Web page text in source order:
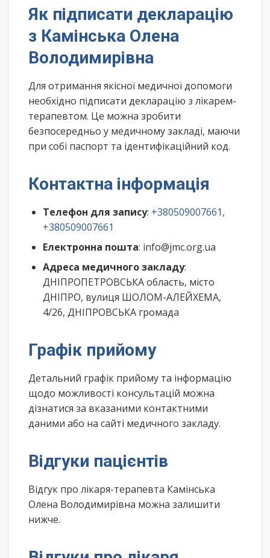
Як підписати декларацію
з Камінська Олена
Володимирівна
Для отримання якісної медичної допомоги
необхідно підписати декларацію з лікарем-
терапевтом. Це можна зробити
безпосередньо у медичному закладі, маючи
при собі паспорт та ідентифікаційний код.
Контактна інформація
Телефон для запису: +380509007661,
+380509007661
Електронна пошта: info@jmc.org.ua
Адреса медичного закладу:
ДНІПРОПЕТРОВСЬКА область, місто
ДНІПРО, вулиця ШОЛОМ-АЛЕЙХЕМА,
4/26, ДНІПРОВСЬКА громада
Графік прийому
Детальний графік прийому та інформацію
щодо можливості консультацій можна
дізнатися за вказаними контактними
даними або на сайті медичного закладу.
Відгуки пацієнтів
Відгук про лікаря-терапевта Камінська
Олена Володимирівна можна залишити
нижче.